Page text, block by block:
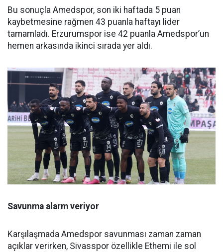
Bu sonuçla Amedspor, son iki haftada 5 puan
kaybetmesine rağmen 43 puanla haftayı lider
tamamladı. Erzurumspor ise 42 puanla Amedspor’un
hemen arkasında ikinci sırada yer aldı.
Savunma alarm veriyor
Karşılaşmada Amedspor savunması zaman zaman
açıklar verirken, Sivasspor özellikle Ethemi ile sol